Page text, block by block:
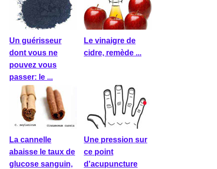
Un guérisseur
dont vous ne
pouvez vous
passer: le ...
Le vinaigre de
cidre, remède ...
La cannelle
abaisse le taux de
glucose sanguin,
Une pression sur
ce point
d'acupuncture